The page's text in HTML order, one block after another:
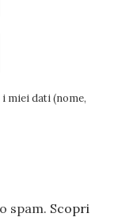
miei dati (nome,
spam. Scopri